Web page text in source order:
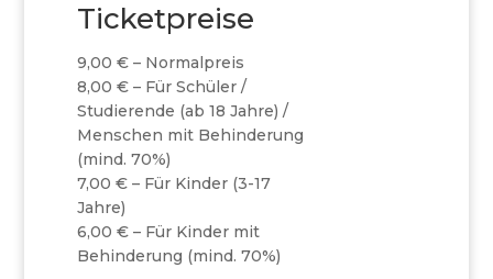
Ticketpreise
9,00 € – Normalpreis
8,00 € – Für Schüler /
Studierende (ab 18 Jahre) /
Menschen mit Behinderung
(mind. 70%)
7,00 € – Für Kinder (3-17
Jahre)
6,00 € – Für Kinder mit
Behinderung (mind. 70%)